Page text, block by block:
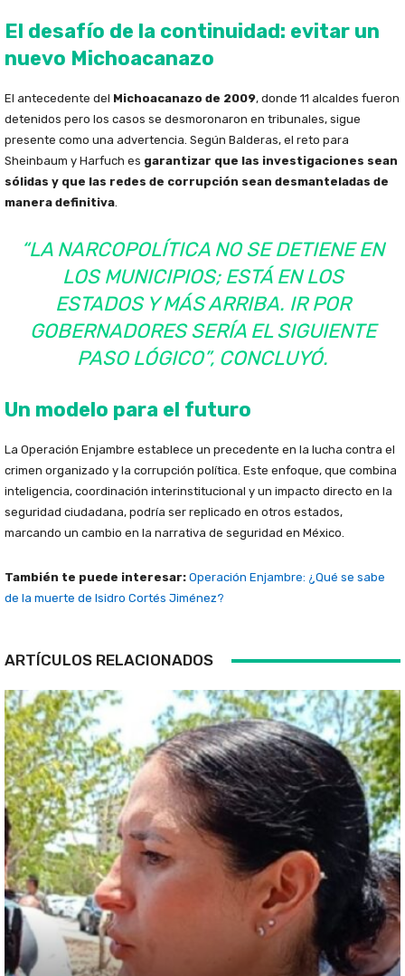
El desafío de la continuidad: evitar un
nuevo Michoacanazo
El antecedente del Michoacanazo de 2009, donde 11 alcaldes fueron
detenidos pero los casos se desmoronaron en tribunales, sigue
presente como una advertencia. Según Balderas, el reto para
Sheinbaum y Harfuch es garantizar que las investigaciones sean
sólidas y que las redes de corrupción sean desmanteladas de
manera definitiva.
“LA NARCOPOLÍTICA NO SE DETIENE EN
LOS MUNICIPIOS; ESTÁ EN LOS
ESTADOS Y MÁS ARRIBA. IR POR
GOBERNADORES SERÍA EL SIGUIENTE
PASO LÓGICO”, CONCLUYÓ.
Un modelo para el futuro
La Operación Enjambre establece un precedente en la lucha contra el
crimen organizado y la corrupción política. Este enfoque, que combina
inteligencia, coordinación interinstitucional y un impacto directo en la
seguridad ciudadana, podría ser replicado en otros estados,
marcando un cambio en la narrativa de seguridad en México.
También te puede interesar: Operación Enjambre: ¿Qué se sabe
de la muerte de Isidro Cortés Jiménez?
ARTÍCULOS RELACIONADOS